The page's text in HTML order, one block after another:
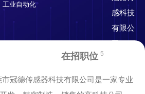
工业自动化
在招职位 5
冠德传感器科技有限公司是一家专业